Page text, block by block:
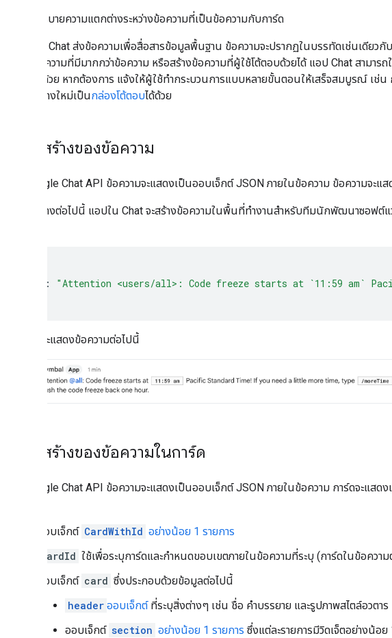
หน้านี้อธิบายความแตกต่างระหว่างข้อความที่เป็นข้อความกับการ์ด
เมื่อแอป Chat ส่งข้อความเพื่อสื่อสารข้อมูลพื้นฐาน ข้อความจะปรากฏในบรรทัดเช่นเดียว
สร้างข้อความที่มีมากกว่าข้อความ หรือสร้างข้อความที่ผู้ใช้โต้ตอบด้วยได้ แอป Chat สามารถ
การ์ดได้ด้วย หากต้องการ แจ้งให้ผู้ใช้ทำกระบวนการแบบหลายขั้นตอนให้เสร็จสมบูรณ์ เ
ในหน้าต่างใหม่เป็นกล่องโต้ตอบได้ด้วย
โครงสร้างของข้อความ
ใน Google Chat API ข้อความจะแสดงเป็นออบเจ็กต์ JSON ภายในข้อความ ข้อความจะแ
ในตัวอย่างต่อไปนี้ แอปใน Chat จะสร้างข้อความในพื้นที่ทำงานสำหรับทีมนักพัฒนาซอฟต์
:
"Attention <users/all>: Code freeze starts at `11:59 am`
JSON จะแสดงข้อความต่อไปนี้
โครงสร้างของข้อความในการ์ด
ใน Google Chat API ข้อความจะแสดงเป็นออบเจ็กต์ JSON ภายในข้อความ การ์ดจะแสดง
ออบเจ็กต์ CardWithId อย่างน้อย 1 รายการ
cardId ใช้เพื่อระบุการ์ดและกำหนดขอบเขตภายในข้อความที่ระบุ (การ์ดในข้อควา
ออบเจ็กต์ card ซึ่งประกอบด้วยข้อมูลต่อไปนี้
header ออบเจ็กต์ที่ระบุสิ่งต่างๆ เช่น ชื่อ คำบรรยาย และรูปภาพสไตล์อวตาร
ออบเจ็กต์ section อย่างน้อย 1 รายการ ซึ่งแต่ละรายการมีวิดเจ็ตอย่างน้อย